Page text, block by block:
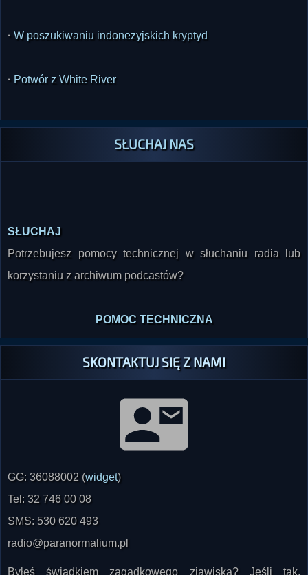
· W poszukiwaniu indonezyjskich kryptyd
· Potwór z White River
SŁUCHAJ NAS
Potrzebujesz pomocy technicznej w słuchaniu radia lub
korzystaniu z archiwum podcastów?
SKONTAKTUJ SIĘ Z NAMI
)
Tel: 32 746 00 08
SMS: 530 620 493
radio@paranormalium.pl
Byłeś świadkiem zagadkowego zjawiska? Jeśli tak,
poinformuj nas o tym już dziś! Czekamy na relacje